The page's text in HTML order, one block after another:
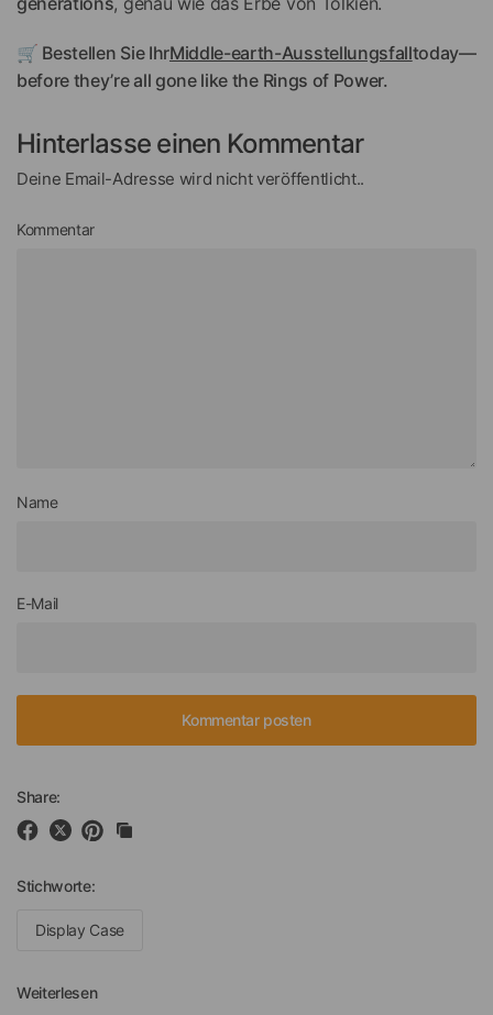
🛒 Bestellen Sie IhrMiddle-earth-Ausstellungsfalltoday—
before they’re all gone like the Rings of Power.
Hinterlasse einen Kommentar
Deine Email-Adresse wird nicht veröffentlicht..
Kommentar
Name
E-Mail
Share:
Stichworte:
Display Case
Weiterlesen